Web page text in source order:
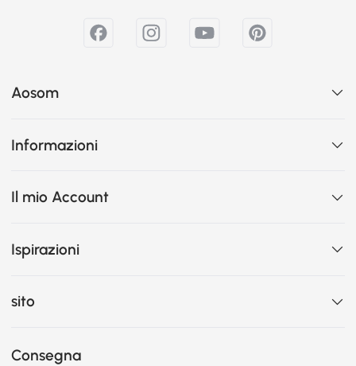
Aosom
Informazioni
Il mio Account
Ispirazioni
sito
Consegna